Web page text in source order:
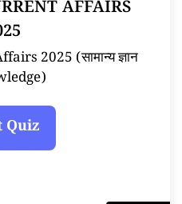
AFFAIRS
2025 (सामान्य ज्ञान